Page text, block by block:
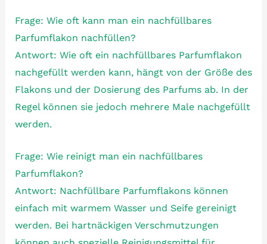
Frage: Wie oft kann man ein nachfüllbares
Parfumflakon nachfüllen?
Antwort: Wie oft ein nachfüllbares Parfumflakon
nachgefüllt werden kann, hängt von der Größe des
Flakons und der Dosierung des Parfums ab. In der
Regel können sie jedoch mehrere Male nachgefüllt
werden.
Frage: Wie reinigt man ein nachfüllbares
Parfumflakon?
Antwort: Nachfüllbare Parfumflakons können
einfach mit warmem Wasser und Seife gereinigt
werden. Bei hartnäckigen Verschmutzungen